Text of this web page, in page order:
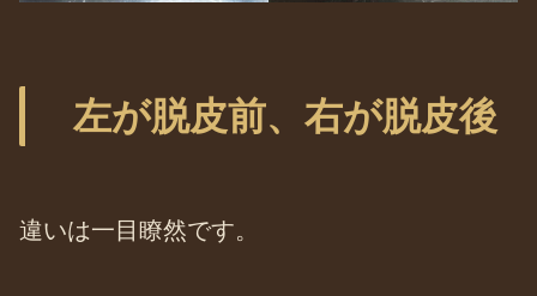
左が脱皮前、右が脱皮後
違いは一目瞭然です。